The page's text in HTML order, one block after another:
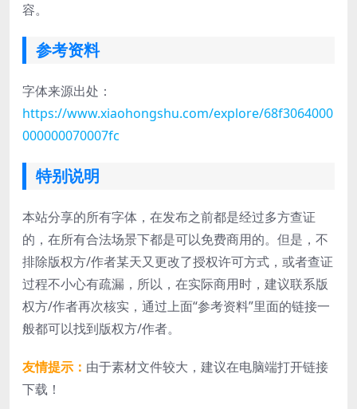
容。
参考资料
字体来源出处：
https://www.xiaohongshu.com/explore/68f3064000
000000070007fc
特别说明
本站分享的所有字体，在发布之前都是经过多方查证
的，在所有合法场景下都是可以免费商用的。但是，不
排除版权方/作者某天又更改了授权许可方式，或者查证
过程不小心有疏漏，所以，在实际商用时，建议联系版
权方/作者再次核实，通过上面“参考资料”里面的链接一
般都可以找到版权方/作者。
友情提示： 由于素材文件较大，建议在电脑端打开链接
下载！